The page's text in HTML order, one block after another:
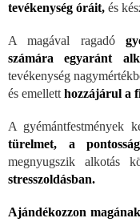
tevékenység óráit, és
A magával ragadó
számára egyaránt
tevékenység
és emellett hozzájárul a
A gyémántfestmények
türelmet, a
megnyugszik alkotás
stresszoldásban.
Ajándékozzon